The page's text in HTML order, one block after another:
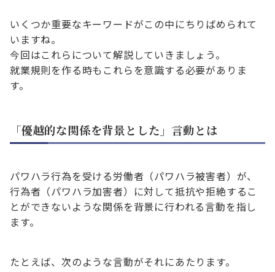
いくつか重要なキーワードがこの中にちりばめられて
いますね。
今回はこれらについて解説していきましょう。
就業規則を作る時もこれらを意識する必要がありま
す。
「優越的な関係を背景とした」言動とは
パワハラ行為を受ける労働者（パワハラ被害者）が、
行為者（パワハラ加害者）に対して抵抗や拒絶するこ
とができないような関係を背景に行われる言動を指し
ます。
たとえば、次のような言動がそれにあたります。